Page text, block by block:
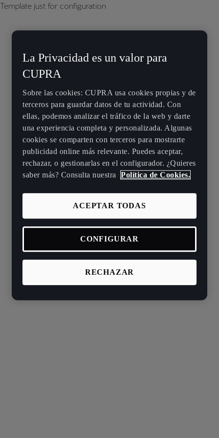
Template just for configuration
La Privacidad es un valor para
CUPRA
Sobre las cookies: CUPRA usa cookies propias y de
terceros para guardar datos de tu actividad. Con
ellas, podemos analizar el tráfico de la web y darte
una experiencia completa y personalizada. Algunas
cookies se comparten con terceros para mostrarte
publicidad online más relevante. Puedes aceptar,
rechazar, o gestionarlas en el configurador. ¿Quieres
saber más? Consulta nuestra Política de Cookies.
RECHAZAR
ACEPTAR TODAS
CONFIGURAR